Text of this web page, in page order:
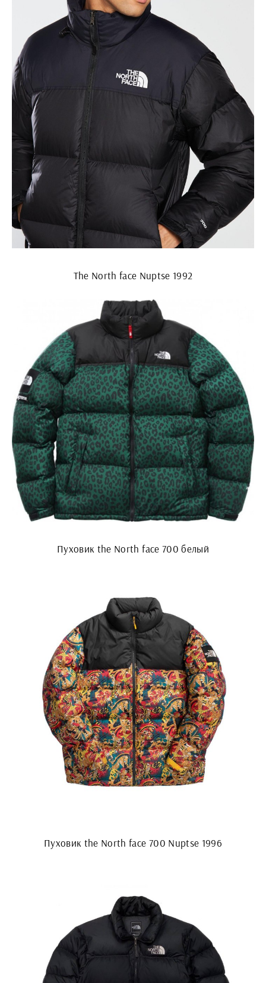
The North face Nuptse 1992
Пуховик the North face 700 белый
Пуховик the North face 700 Nuptse 1996